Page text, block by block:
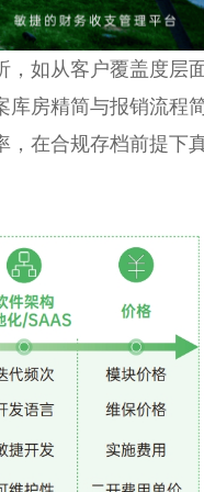
，如从客户覆盖度层
库房精简与报销流程
，在合规存档前提下